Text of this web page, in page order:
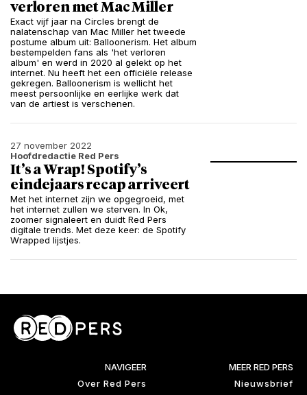
verloren met Mac Miller
Exact vijf jaar na Circles brengt de
nalatenschap van Mac Miller het tweede
postume album uit: Balloonerism. Het album
bestempelden fans als 'het verloren
album' en werd in 2020 al gelekt op het
internet. Nu heeft het een officiële release
gekregen. Balloonerism is wellicht het
meest persoonlijke en eerlijke werk dat
van de artiest is verschenen.
27 november 2022
Hoofdredactie Red Pers
It’s a Wrap! Spotify’s
eindejaars recap arriveert
Met het internet zijn we opgegroeid, met
het internet zullen we sterven. In Ok,
zoomer signaleert en duidt Red Pers
digitale trends. Met deze keer: de Spotify
Wrapped lijstjes.
NAVIGEER
Over Red Pers
MEER RED PERS
Nieuwsbrief